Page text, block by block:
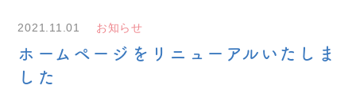
2021.11.01 お知らせ
ホームページをリニューアルいたしま
した